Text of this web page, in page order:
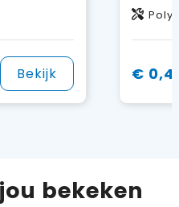
Bekijk €
bekeken